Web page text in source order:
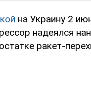
на Украину 2
надеялся
ракет-